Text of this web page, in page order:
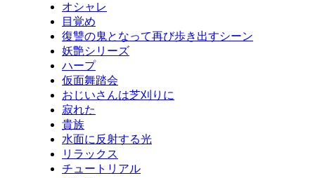
オシャレ
目覚め
復讐の鬼となって再び歩き出すシーン
妖艶シリーズ
ハープ
仮面舞踏会
おじいさんは芝刈りに
寂れた
貴族
水面に反射する光
リラックス
チュートリアル